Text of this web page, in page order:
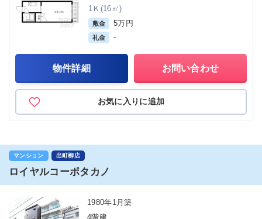
1Ｋ(16㎡)
敷金 5万円
礼金 -
物件詳細 お問い合わせ
お気に入りに追加
マンション 出町柳店
ロイヤルコーポタカノ
1980年1月築
4階建